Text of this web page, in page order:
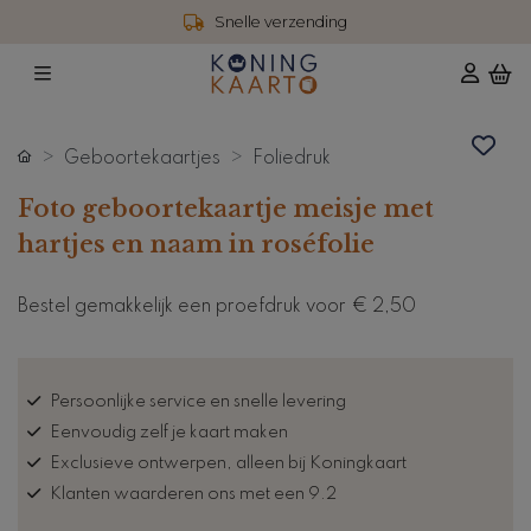
Snelle verzending
Geboortekaartjes Foliedruk
Foto geboortekaartje meisje met
hartjes en naam in roséfolie
Bestel gemakkelijk een proefdruk voor € 2,50
Persoonlijke service en snelle levering
Eenvoudig zelf je kaart maken
Exclusieve ontwerpen, alleen bij Koningkaart
Klanten waarderen ons met een 9.2